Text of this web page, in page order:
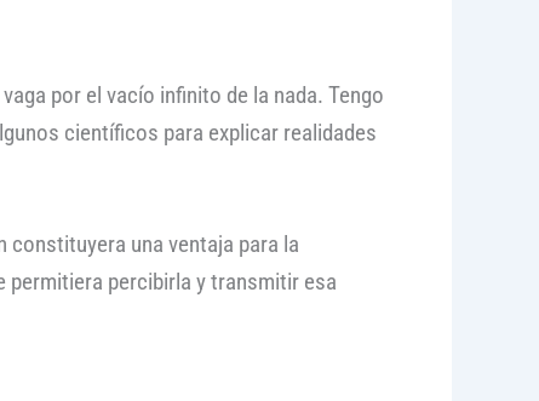
por el vacío infinito de la nada. Tengo
científicos para explicar realidades
constituyera una ventaja para la
permitiera percibirla y transmitir esa